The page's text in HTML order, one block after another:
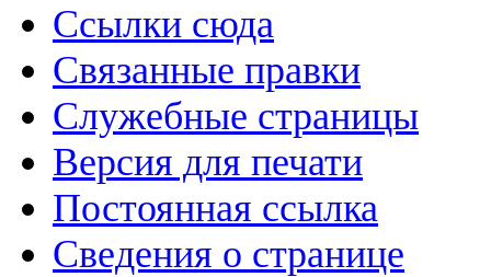
Ссылки сюда
Связанные правки
Служебные страницы
Версия для печати
Постоянная ссылка
Сведения о странице